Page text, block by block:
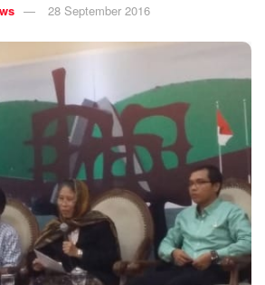
28 September 2016